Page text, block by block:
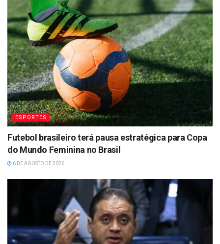
ESPORTES
Futebol brasileiro terá pausa estratégica para Copa
do Mundo Feminina no Brasil
6 DE AGOSTO DE 2026